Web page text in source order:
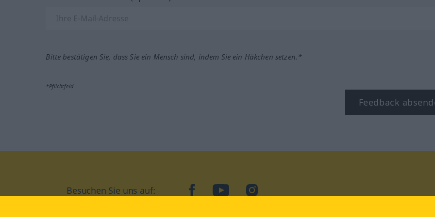
Bitte bestätigen Sie, dass Sie ein Mensch sind, indem Sie ein Häkchen setzen.*
*Pflichtfeld
Feedback
Besuchen Sie uns auf: facebookYouTubeInstagram